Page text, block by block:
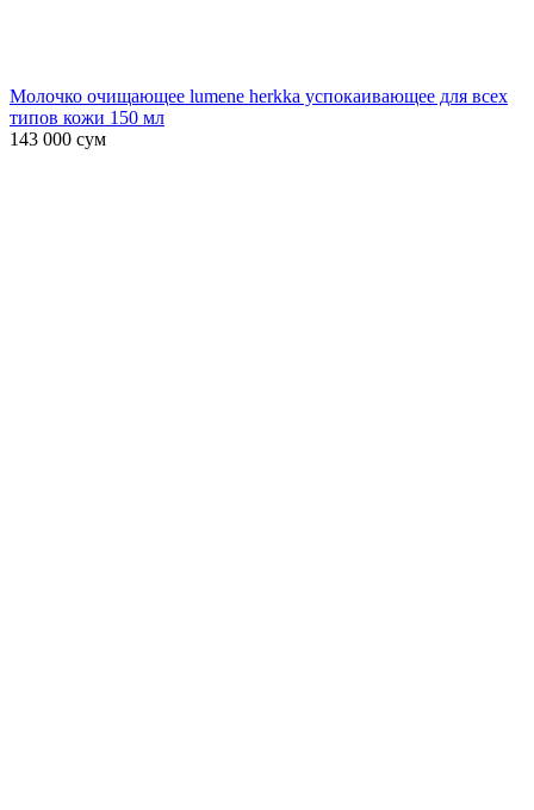
Молочко очищающее lumene herkka успокаивающее для всех
типов кожи 150 мл
143 000 сум